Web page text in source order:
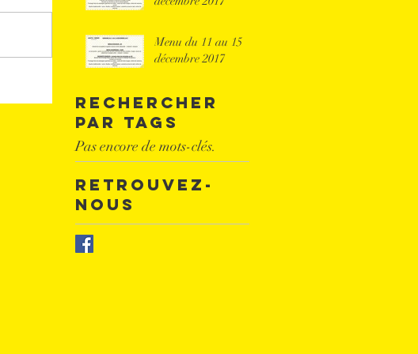
Menu du 11 au 15
décembre 2017
Rechercher
par Tags
Pas encore de mots-clés.
Retrouvez-
nous